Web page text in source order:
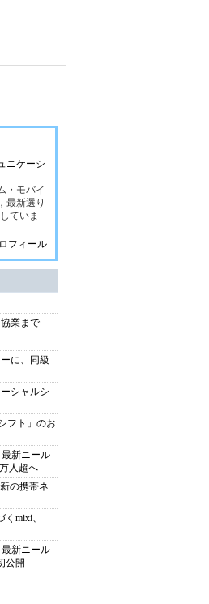
ニケーシ
・モバイ
最新選り
ていま
フィール
業まで
に、同級
シャルシ
フト」のお
最新ニール
人超へ
の携帯ネ
mixi、
最新ニール
公開